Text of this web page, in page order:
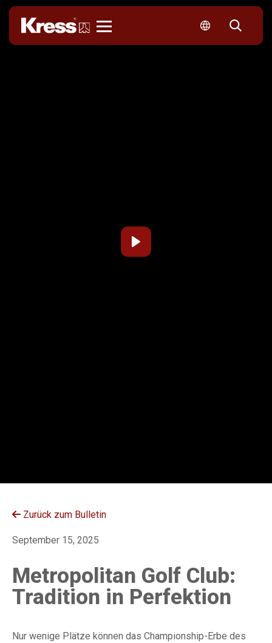
P
Zurück zum Bulletin
September 15, 2025
Metropolitan Golf Club:
Tradition in Perfektion
Nur wenige Plätze können das Championship-Erbe des